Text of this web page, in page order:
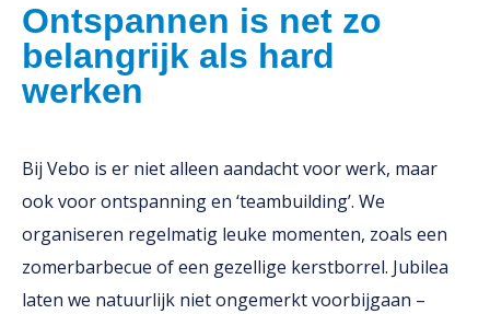
Ontspannen is net zo
belangrijk als hard
werken
Bij Vebo is er niet alleen aandacht voor werk, maar
ook voor ontspanning en ‘teambuilding’. We
organiseren regelmatig leuke momenten, zoals een
zomerbarbecue of een gezellige kerstborrel. Jubilea
laten we natuurlijk niet ongemerkt voorbijgaan –